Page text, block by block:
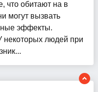
что обитают на в
могут вызвать
эффекты.
людей при